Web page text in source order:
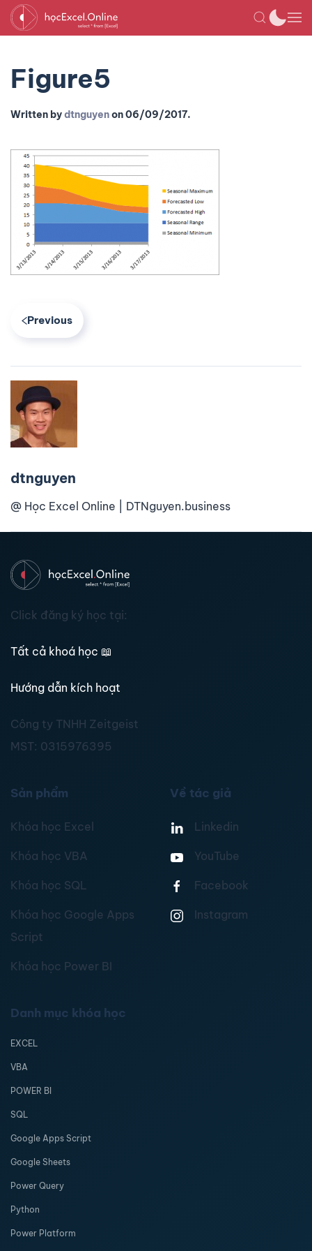
Figure5
Written bydtnguyenon06/09/2017.
Previous
dtnguyen
@ Học Excel Online | DTNguyen.business
Click đăng ký học tại:
Tất cả khoá học 📖
Hướng dẫn kích hoạt
Công ty TNHH Zeitgeist
MST: 0315976395
Sản phẩm
Khóa học Excel
Khóa học VBA
Khóa học SQL
Khóa học Google Apps
Script
Khóa học Power BI
Về tác giả
Linkedin
YouTube
Facebook
Instagram
Danh mục khóa học
EXCEL
VBA
POWER BI
SQL
Google Apps Script
Google Sheets
Power Query
Python
Power Platform